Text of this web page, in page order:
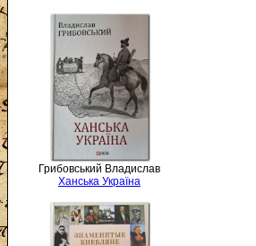
Грибовський Владислав
Ханська Україна